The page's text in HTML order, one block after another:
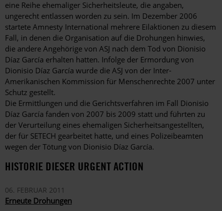
eine Reihe ehemaliger Sicherheitsleute, die angaben,
ungerecht entlassen worden zu sein. Im Dezember 2006
startete Amnesty International mehrere Eilaktionen zu diesem
Fall, in denen die Organisation auf die Drohungen hinwies,
die andere Angehörige von ASJ nach dem Tod von Dionisio
Díaz García erhalten hatten. Infolge der Ermordung von
Dionisio Díaz García wurde die ASJ von der Inter-
Amerikanischen Kommission für Menschenrechte 2007 unter
Schutz gestellt.
Die Ermittlungen und die Gerichtsverfahren im Fall Dionisio
Díaz García fanden von 2007 bis 2009 statt und führten zu
der Verurteilung eines ehemaligen Sicherheitsangestellten,
der für SETECH gearbeitet hatte, und eines Polizeibeamten
wegen der Tötung von Dionisio Díaz García.
HISTORIE DIESER URGENT ACTION
06. FEBRUAR 2011
Erneute Drohungen